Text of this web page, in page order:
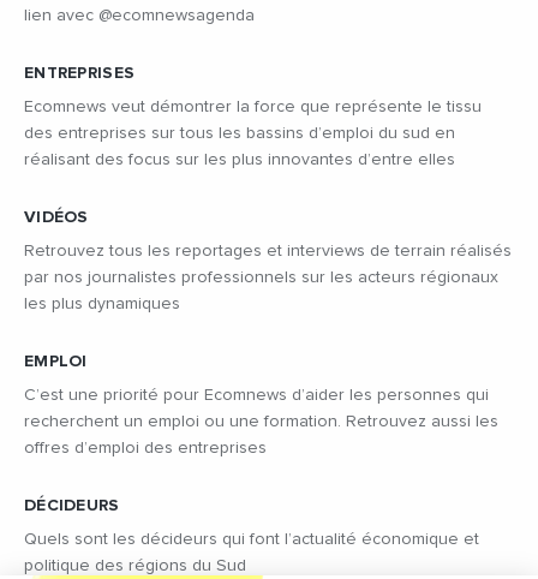
lien avec @ecomnewsagenda
ENTREPRISES
Ecomnews veut démontrer la force que représente le tissu
des entreprises sur tous les bassins d’emploi du sud en
réalisant des focus sur les plus innovantes d’entre elles
VIDÉOS
Retrouvez tous les reportages et interviews de terrain réalisés
par nos journalistes professionnels sur les acteurs régionaux
les plus dynamiques
EMPLOI
C’est une priorité pour Ecomnews d’aider les personnes qui
recherchent un emploi ou une formation. Retrouvez aussi les
offres d’emploi des entreprises
DÉCIDEURS
Quels sont les décideurs qui font l’actualité économique et
politique des régions du Sud